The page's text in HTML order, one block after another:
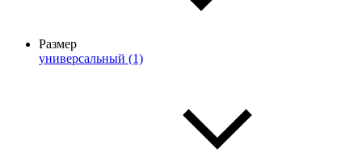
Размер
универсальный (1)